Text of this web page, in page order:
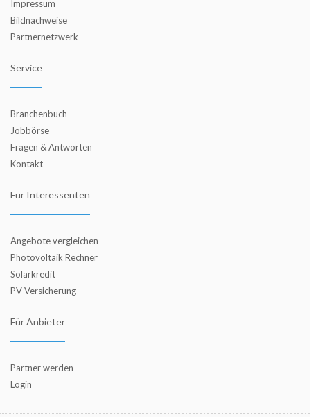
Impressum
Bildnachweise
Partnernetzwerk
Service
Branchenbuch
Jobbörse
Fragen & Antworten
Kontakt
Für Interessenten
Angebote vergleichen
Photovoltaik Rechner
Solarkredit
PV Versicherung
Für Anbieter
Partner werden
Login